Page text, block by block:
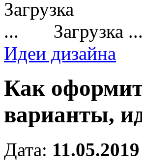
Загрузка ...
Идеи дизайна
Как
варианты,
Дата: 11.05.2019